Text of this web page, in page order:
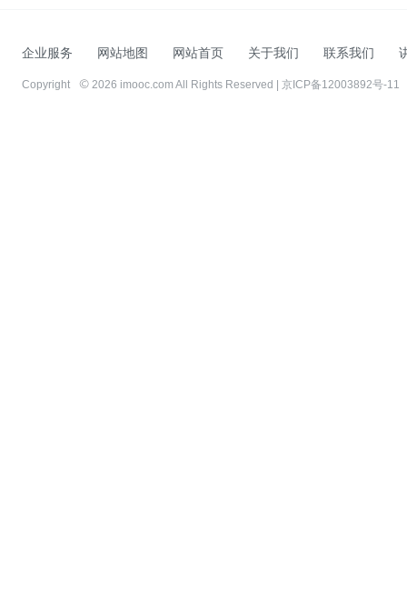
企业服务 网站地图 网站首页 关于我们 联系我们
Copyright 2026 imooc.com All Rights Reserved | 京ICP备12003892号-11